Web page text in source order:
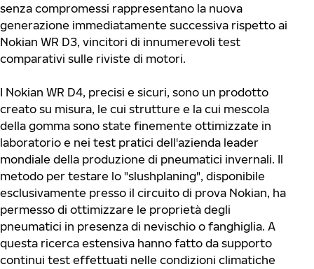
senza compromessi rappresentano la nuova
generazione immediatamente successiva rispetto ai
Nokian WR D3, vincitori di innumerevoli test
comparativi sulle riviste di motori.
I Nokian WR D4, precisi e sicuri, sono un prodotto
creato su misura, le cui strutture e la cui mescola
della gomma sono state finemente ottimizzate in
laboratorio e nei test pratici dell'azienda leader
mondiale della produzione di pneumatici invernali. Il
metodo per testare lo "slushplaning", disponibile
esclusivamente presso il circuito di prova Nokian, ha
permesso di ottimizzare le proprietà degli
pneumatici in presenza di nevischio o fanghiglia. A
questa ricerca estensiva hanno fatto da supporto
continui test effettuati nelle condizioni climatiche